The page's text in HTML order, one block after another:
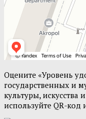
Оцените «Уровень
государственных и
культуры, искусства
используйте QR-код